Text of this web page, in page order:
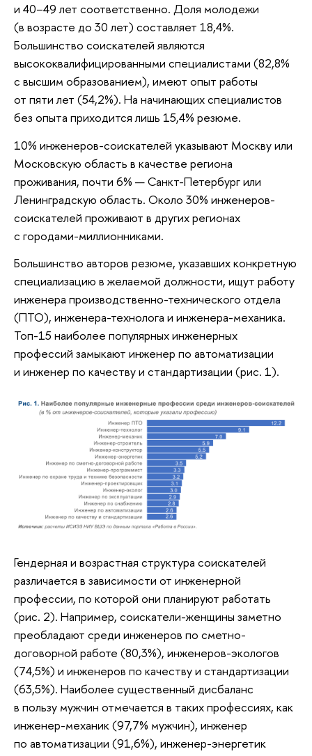
и 40–49 лет соответственно. Доля молодежи
(в возрасте до 30 лет) составляет 18,4%.
Большинство соискателей являются
высококвалифицированными специалистами (82,8%
с высшим образованием), имеют опыт работы
от пяти лет (54,2%). На начинающих специалистов
без опыта приходится лишь 15,4% резюме.
10% инженеров-соискателей указывают Москву или
Московскую область в качестве региона
проживания, почти 6% — Санкт-Петербург или
Ленинградскую область. Около 30% инженеров-
соискателей проживают в других регионах
с городами-миллионниками.
Большинство авторов резюме, указавших конкретную
специализацию в желаемой должности, ищут работу
инженера производственно-технического отдела
(ПТО), инженера-технолога и инженера-механика.
Топ-15 наиболее популярных инженерных
профессий замыкают инженер по автоматизации
и инженер по качеству и стандартизации (рис. 1).
Гендерная и возрастная структура соискателей
различается в зависимости от инженерной
профессии, по которой они планируют работать
(рис. 2). Например, соискатели-женщины заметно
преобладают среди инженеров по сметно-
договорной работе (80,3%), инженеров-экологов
(74,5%) и инженеров по качеству и стандартизации
(63,5%). Наиболее существенный дисбаланс
в пользу мужчин отмечается в таких профессиях, как
инженер-механик (97,7% мужчин), инженер
по автоматизации (91,6%), инженер-энергетик